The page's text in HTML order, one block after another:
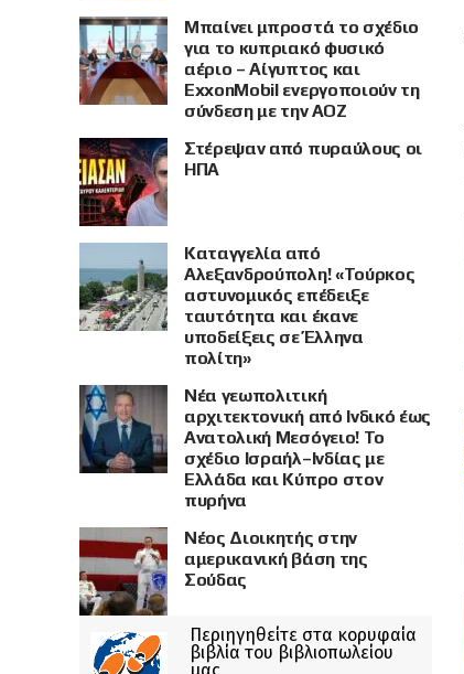
Μπαίνει μπροστά το σχέδιο
για το κυπριακό φυσικό
αέριο – Αίγυπτος και
ExxonMobil ενεργοποιούν τη
σύνδεση με την ΑΟΖ
Στέρεψαν από πυραύλους οι
ΗΠΑ
Καταγγελία από
Αλεξανδρούπολη! «Τούρκος
αστυνομικός επέδειξε
ταυτότητα και έκανε
υποδείξεις σε Έλληνα
πολίτη»
Νέα γεωπολιτική
αρχιτεκτονική από Ινδικό έως
Ανατολική Μεσόγειο! Το
σχέδιο Ισραήλ–Ινδίας με
Ελλάδα και Κύπρο στον
πυρήνα
Νέος Διοικητής στην
αμερικανική βάση της
Σούδας
Περιηγηθείτε στα κορυφαία
βιβλία του βιβλιοπωλείου